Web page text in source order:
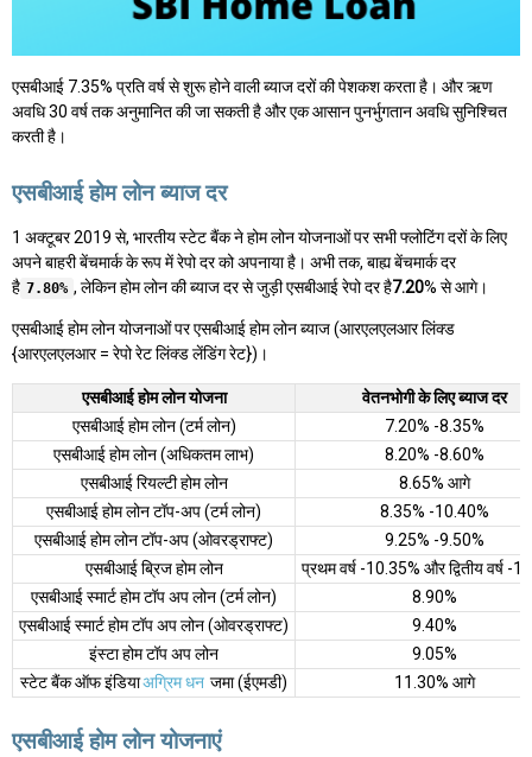
एसबीआई 7.35% प्रति वर्ष से शुरू होने वाली ब्याज दरों की पेशकश करता है। और ऋण
अवधि 30 वर्ष तक अनुमानित की जा सकती है और एक आसान पुनर्भुगतान अवधि सुनिश्चित
करती है।
एसबीआई होम लोन ब्याज दर
1 अक्टूबर 2019 से, भारतीय स्टेट बैंक ने होम लोन योजनाओं पर सभी फ्लोटिंग दरों के लिए
अपने बाहरी बेंचमार्क के रूप में रेपो दर को अपनाया है। अभी तक, बाह्य बेंचमार्क दर
है 7.80% , लेकिन होम लोन की ब्याज दर से जुड़ी एसबीआई रेपो दर है7.20% से आगे।
एसबीआई होम लोन योजनाओं पर एसबीआई होम लोन ब्याज (आरएलएलआर लिंक्ड
{आरएलएलआर = रेपो रेट लिंक्ड लेंडिंग रेट})।
एसबीआई होम लोन योजना
वेतनभोगी के लिए ब्याज दर
एसबीआई होम लोन (टर्म लोन)
7.20% -8.35%
एसबीआई होम लोन (अधिकतम लाभ)
8.20% -8.60%
एसबीआई रियल्टी होम लोन
8.65% आगे
एसबीआई होम लोन टॉप-अप (टर्म लोन)
8.35% -10.40%
एसबीआई होम लोन टॉप-अप (ओवरड्राफ्ट)
9.25% -9.50%
एसबीआई ब्रिज होम लोन
प्रथम वर्ष -10.35% और द्वितीय वर्ष -
एसबीआई स्मार्ट होम टॉप अप लोन (टर्म लोन)
8.90%
एसबीआई स्मार्ट होम टॉप अप लोन (ओवरड्राफ्ट)
9.40%
इंस्टा होम टॉप अप लोन
9.05%
स्टेट बैंक ऑफ इंडियाअग्रिम धन जमा (ईएमडी) 11.30% आगे
एसबीआई होम लोन योजनाएं